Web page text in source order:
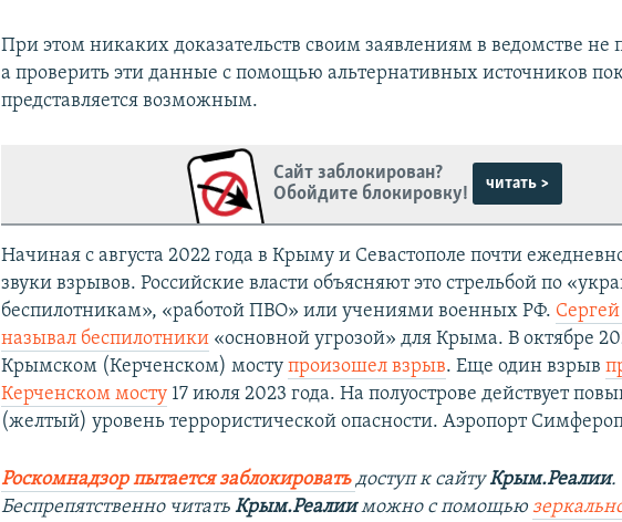
При этом никаких доказательств своим заявлениям в ведомстве не
а проверить эти данные с помощью альтернативных источников
представляется возможным.
Сайт заблокирован?
Обойдите блокировку!
читать >
Начиная с августа 2022 года в Крыму и Севастополе почти
звуки взрывов. Российские власти объясняют это стрельбой по
беспилотникам», «работой ПВО» или учениями военных РФ.
называл беспилотники «основной угрозой» для Крыма. В октябре
Крымском (Керченском) моступроизошел взрыв. Еще один взрыв
Керченском мосту 17 июля 2023 года. На полуострове действует
(желтый) уровень террористической опасности. Аэропорт
Роскомнадзор пытается заблокировать доступ к сайтуКрым.Реалии.
Беспрепятственно читатьКрым.Реалииможно с помощью